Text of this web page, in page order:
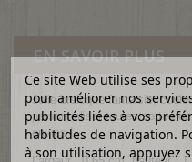
EN SAVOIR PLUS
Jolie breloque fantaisie,
personnaliser toutes sortes
envies !
Ce site Web utilise ses
pour améliorer nos
publicités liées à vos
habitudes de navigation.
à son utilisation, appuyez